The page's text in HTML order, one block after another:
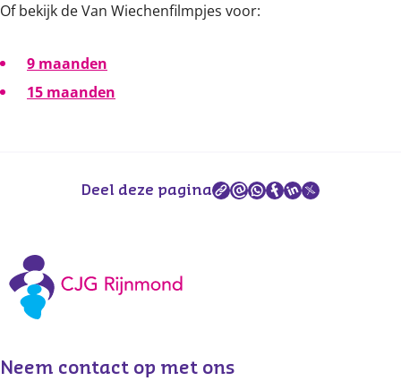
Of bekijk de Van Wiechenfilmpjes voor:
9 maanden
15 maanden
Deel deze pagina
Neem contact op met ons